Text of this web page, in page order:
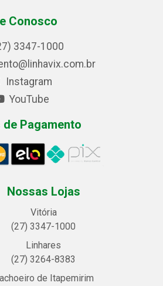
Conosco
3347-1000
Instagram
YouTube
de Pagamento
Nossas Lojas
Vitória
(27) 3347-1000
Linhares
(27) 3264-8383
de Itapemirim